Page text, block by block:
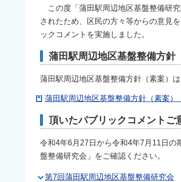
この度「蒲田駅周辺地区基盤整備研
されたため、区民の方々等からの意見
ックコメントを実施しました。
蒲田駅周辺地区基盤整備方針
蒲田駅周辺地区基盤整備方針（素案）
蒲田駅周辺地区基盤整備方針（素案）
頂いたパブリックコメントご
令和4年6月27日から令和4年7月11日の
盤整備研究会」をご確認ください。
第7回蒲田駅周辺地区基盤整備研究会